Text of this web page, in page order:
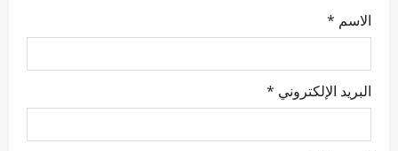
الاسم *
البريد الإلكتروني *